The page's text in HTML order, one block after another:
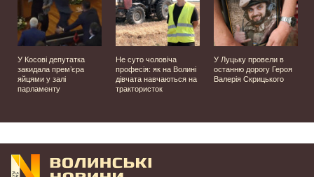
У Косові депутатка
закидала прем’єра
яйцями у залі
парламенту
Не суто чоловіча
професія: як на Волині
дівчата навчаються на
трактористок
У Луцьку провели в
останню дорогу Героя
Валерія Скрицького